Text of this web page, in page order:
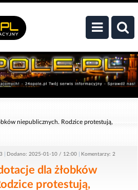
niepublicznych. Rodzice protestują,
Dodano: 2025-01-10 / 12:00 Komentarzy: 2
dla żłobków
protestują,